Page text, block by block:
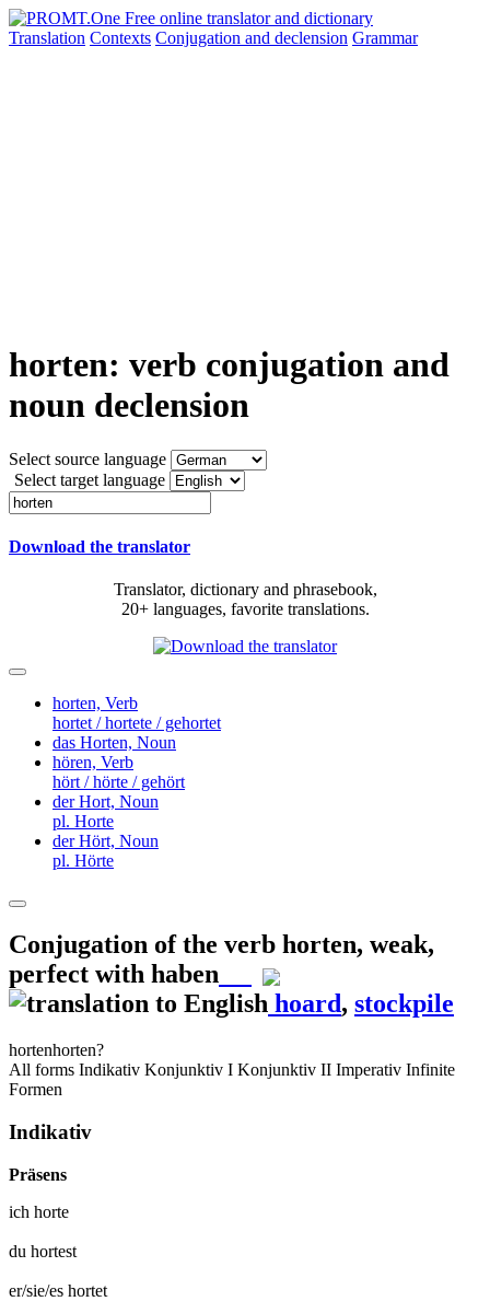
Translation Contexts Conjugation and declension Grammar
horten: verb conjugation and
noun declension
Select source language
Select target language
Download the translator
Translator, dictionary and phrasebook,
20+ languages, favorite translations.
horten, Verb
hortet / hortete / gehortet
das Horten, Noun
hören, Verb
hört / hörte / gehört
der Hort, Noun
pl. Horte
der Hört, Noun
pl. Hörte
Conjugation of the verb horten, weak,
perfect with haben
hoard, stockpile
hortenhorten?
All forms Indikativ Konjunktiv I Konjunktiv II Imperativ Infinite
Formen
Indikativ
Präsens
ich horte
du hortest
er/sie/es hortet